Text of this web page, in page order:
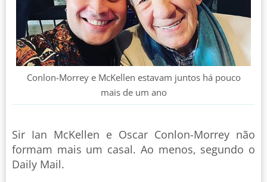
Conlon-Morrey e McKellen estavam juntos há pouco
mais de um ano
Sir Ian McKellen e Oscar Conlon-Morrey não
formam mais um casal. Ao menos, segundo o
Daily Mail.